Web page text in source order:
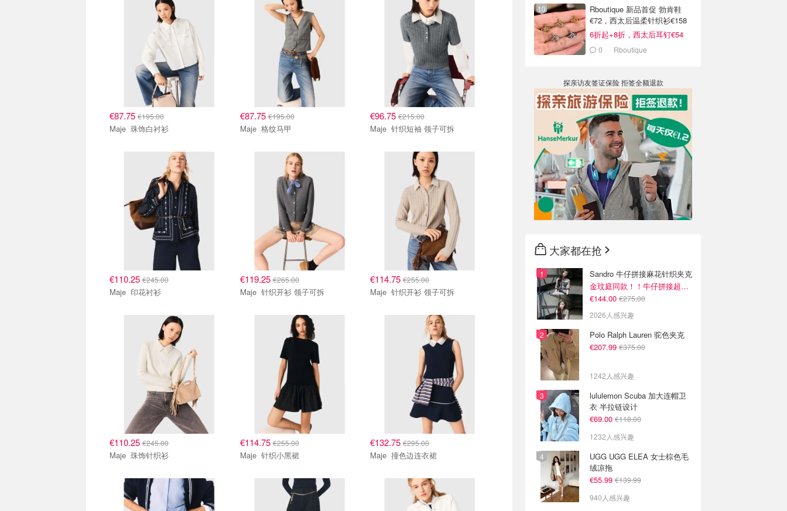
€87.75 €195.00
Maje 珠饰白衬衫
€87.75€195.00
Maje 格纹马甲
€96.75 €215.00
Maje 针织短袖 领子可拆
€110.25 €245.00
Maje 印花衬衫
€119.25€265.00
Maje 针织开衫 领子可拆
€114.75 €255.00
Maje 针织开衫 领子可拆
€110.25 €245.00
Maje 珠饰针织衫
€114.75€255.00
Maje 针织小黑裙
€132.75 €295.00
Maje 撞色边连衣裙
Rboutique 新品首促 勃肯鞋
€72，西太后温柔针织衫€158
6折起+8折，西太后耳钉€54
0 Rboutique
探亲访友签证保险 拒签全额退款
大家都在抢
Sandro 牛仔拼接麻花针织夹克
金玟庭同款！！牛仔拼接超有层次感
€144.00 €275.00
2026人感兴趣
Polo Ralph Lauren 驼色夹克
€207.99 €375.00
1242人感兴趣
lululemon Scuba 加大连帽卫
衣 半拉链设计
€69.00 €118.00
1232人感兴趣
UGG UGG ELEA 女士棕色毛
绒凉拖
€55.99 €139.99
940人感兴趣